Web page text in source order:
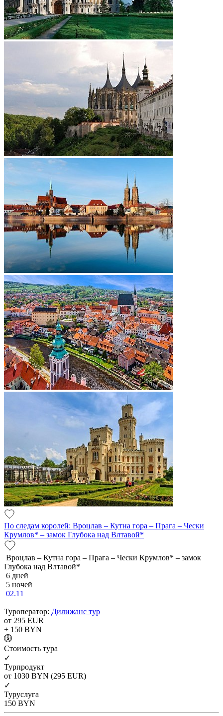
По следам королей: Вроцлав – Кутна гора – Прага – Чески
Крумлов* – замок Глубока над Влтавой*
Вроцлав – Кутна гора – Прага – Чески Крумлов* – замок
Глубока над Влтавой*
6 дней
5 ночей
02.11
Туроператор: Дилижанс тур
от 295 EUR
+ 150 BYN
Cтоимость тура
✓
Турпродукт
от 1030 BYN (295 EUR)
✓
Туруслуга
150 BYN